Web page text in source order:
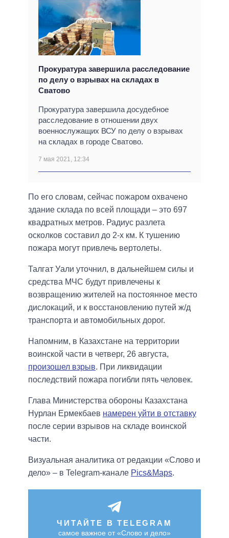
Прокуратура завершила расследование
по делу о взрывах на складах в
Сватово
Прокуратура завершила досудебное
расследование в отношении двух
военнослужащих ВСУ по делу о взрывах
на складах в городе Сватово.
7 мая 2021, 12:34
По его словам, сейчас пожаром охвачено
здание склада по всей площади – это 697
квадратных метров. Радиус разлета
осколков составил до 2-х км. К тушению
пожара могут привлечь вертолеты.
Талгат Уали уточнил, в дальнейшем силы и
средства МЧС будут привлечены к
возвращению жителей на постоянное место
дислокаций, и к восстановлению путей ж/д
транспорта и автомобильных дорог.
Напомним, в Казахстане на территории
воинской части в четверг, 26 августа,
произошел взрыв. При ликвидации
последствий пожара погибли пять человек.
Глава Министерства обороны Казахстана
Нурлан Ермекбаев намерен уйти в отставку
после серии взрывов на складе воинской
части.
Визуальная аналитика от редакции «Слово и
дело» – в Telegram-канале Pics&Maps.
ЧИТАЙТЕ В TELEGRAM
самое важное от «Слово и дело»